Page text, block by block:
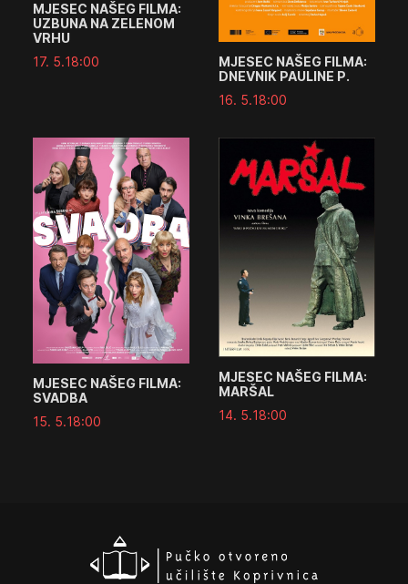
MJESEC NAŠEG FILMA:
UZBUNA NA ZELENOM
VRHU
17. 5.18:00
MJESEC NAŠEG FILMA:
DNEVNIK PAULINE P.
16. 5.18:00
MJESEC NAŠEG FILMA:
SVADBA
15. 5.18:00
MJESEC NAŠEG FILMA:
MARŠAL
14. 5.18:00